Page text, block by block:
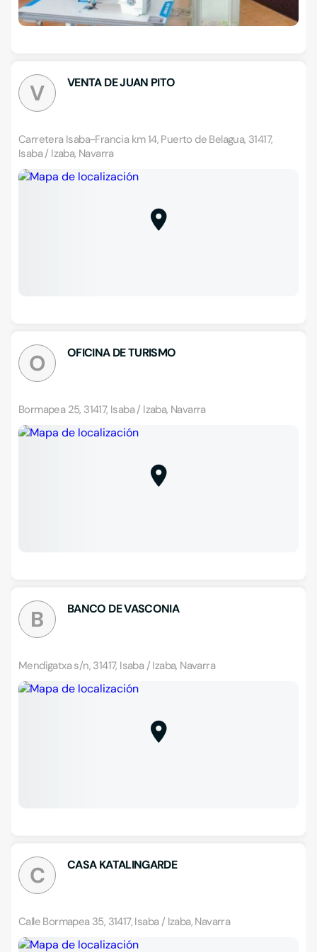
V VENTA DE JUAN PITO
Carretera Isaba-Francia km 14, Puerto de Belagua, 31417,
Isaba / Izaba, Navarra
O OFICINA DE TURISMO
Bormapea 25, 31417, Isaba / Izaba, Navarra
B BANCO DE VASCONIA
Mendigatxa s/n, 31417, Isaba / Izaba, Navarra
C CASA KATALINGARDE
Calle Bormapea 35, 31417, Isaba / Izaba, Navarra